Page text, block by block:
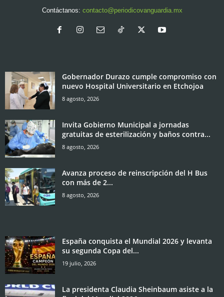
Contáctanos: contacto@periodicovanguardia.mx
Gobernador Durazo cumple compromiso con
nuevo Hospital Universitario en Etchojoa
8 agosto, 2026
Invita Gobierno Municipal a jornadas
gratuitas de esterilización y baños contra...
8 agosto, 2026
Avanza proceso de reinscripción del H Bus
con más de 2...
8 agosto, 2026
España conquista el Mundial 2026 y levanta
su segunda Copa del...
19 julio, 2026
La presidenta Claudia Sheinbaum asiste a la